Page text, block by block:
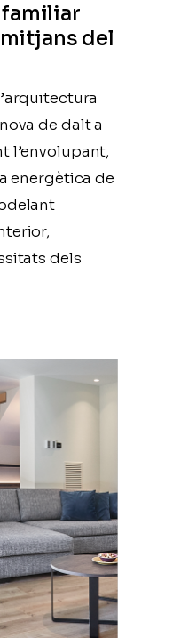
del
de dalt a
l’envolupant,
energètica de
dels